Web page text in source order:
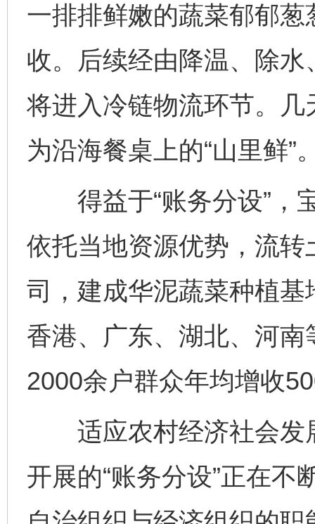
一排排鲜嫩的蔬菜郁郁
收。后续经由降温、除
将进入冷链物流环节。
为沿海餐桌上的“山里鲜”
得益于“账务分设”，
依托当地资源优势，流
司，建成华泥蔬菜种植
香港、广东、湖北、河
2000余户群众年均增收
适应农村经济社会发
开展的“账务分设”正在